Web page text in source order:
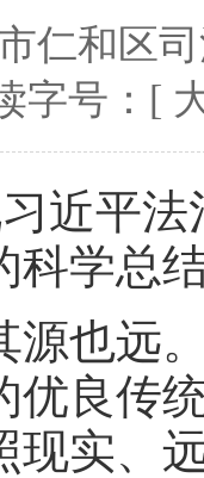
仁和区
字号：[
近平
科学总
源也远
优良传
现实、